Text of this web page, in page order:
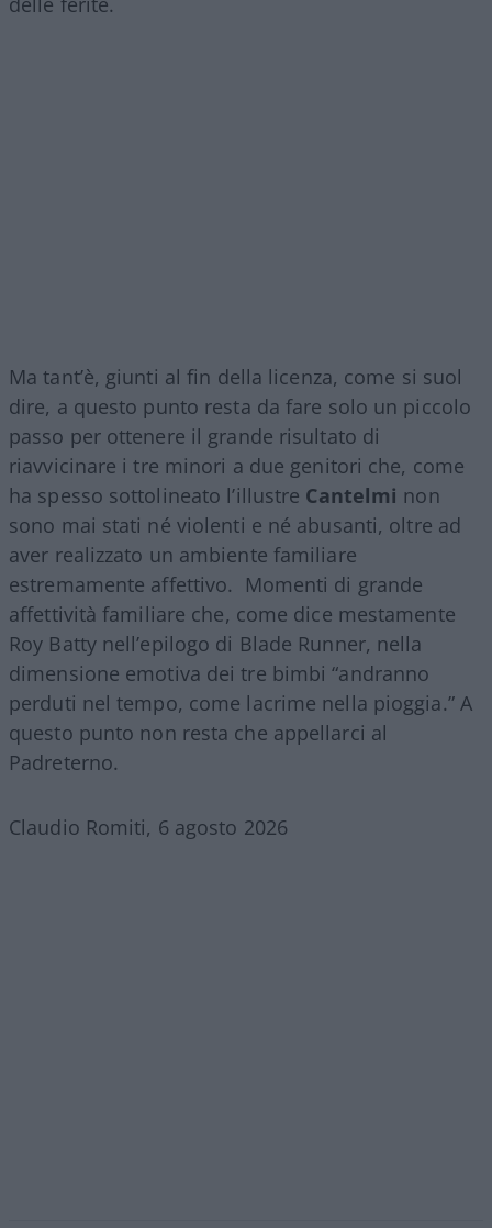
Ma tant’è, giunti al fin della licenza, come si suol
dire, a questo punto resta da fare solo un piccolo
passo per ottenere il grande risultato di
riavvicinare i tre minori a due genitori che, come
ha spesso sottolineato l’illustre Cantelmi non
sono mai stati né violenti e né abusanti, oltre ad
aver realizzato un ambiente familiare
estremamente affettivo. Momenti di grande
affettività familiare che, come dice mestamente
Roy Batty nell’epilogo di Blade Runner, nella
dimensione emotiva dei tre bimbi “andranno
perduti nel tempo, come lacrime nella pioggia.” A
questo punto non resta che appellarci al
Padreterno.
Claudio Romiti, 6 agosto 2026